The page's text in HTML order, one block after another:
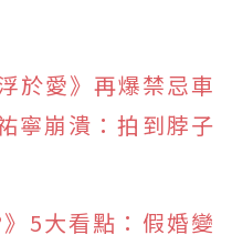
於愛》再爆禁忌車
崩潰：拍到脖子
》5大看點：假婚變